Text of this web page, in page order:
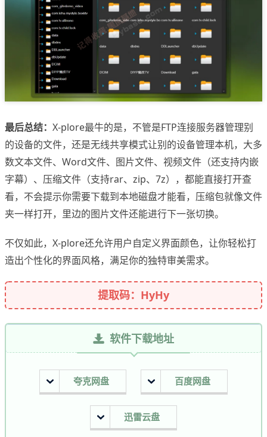
最后总结： X-plore最牛的是，不管是FTP连接服务器管理别
的设备的文件，还是无线共享模式让别的设备管理本机，大多
数文本文件、Word文件、图片文件、视频文件（还支持内嵌
字幕）、压缩文件（支持rar、zip、7z），都能直接打开查
看，不会提示你需要下载到本地磁盘才能看，压缩包就像文件
夹一样打开，里边的图片文件还能进行下一张切换。
不仅如此，X-plore还允许用户自定义界面颜色，让你轻松打
造出个性化的界面风格，满足你的独特审美需求。
提取码：HyHy
软件下载地址
夸克网盘 百度网盘
迅雷云盘